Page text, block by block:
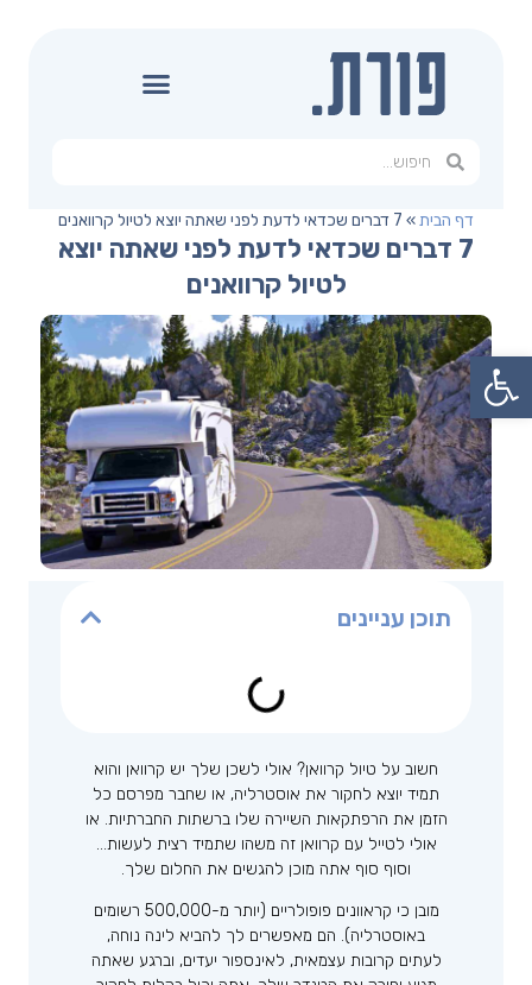
פתח סרגל נגישות
דף הבית» 7 דברים שכדאי לדעת לפני שאתה יוצא לטיול קרוואנים
7 דברים שכדאי לדעת לפני שאתה יוצא
לטיול קרוואנים
תוכן עניינים
חשוב על טיול קרוואן? אולי לשכן שלך יש קרוואן והוא
תמיד יוצא לחקור את אוסטרליה, או שחבר מפרסם כל
הזמן את הרפתקאות השיירה שלו ברשתות החברתיות. או
אולי לטייל עם קרוואן זה משהו שתמיד רצית לעשות…
וסוף סוף אתה מוכן להגשים את החלום שלך.
מובן כי קראוונים פופולריים (יותר מ-500,000 רשומים
באוסטרליה). הם מאפשרים לך להביא לינה נוחה,
לעתים קרובות עצמאית, לאינספור יעדים, וברגע שאתה